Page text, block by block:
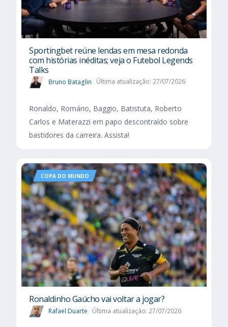
Sportingbet reúne lendas em mesa redonda
com histórias inéditas; veja o Futebol Legends
Talks
Bruno Bataglin Última atualização: 27/07/2026
Ronaldo, Romário, Baggio, Batistuta, Roberto
Carlos e Materazzi em papo descontraído sobre
bastidores da carreira. Assista!
COPA DO MUNDO
Ronaldinho Gaúcho vai voltar a jogar?
Rafael Duarte Última atualização: 27/07/2026